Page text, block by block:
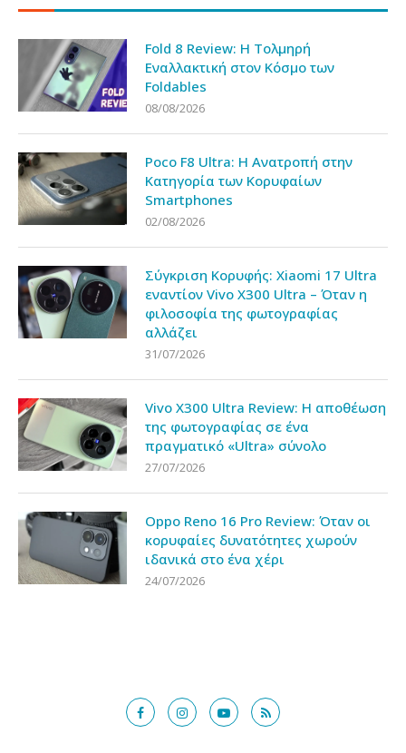
Fold 8 Review: Η Τολμηρή
Εναλλακτική στον Κόσμο των
Foldables
08/08/2026
Poco F8 Ultra: Η Ανατροπή στην
Κατηγορία των Κορυφαίων
Smartphones
02/08/2026
Σύγκριση Κορυφής: Xiaomi 17 Ultra
εναντίον Vivo X300 Ultra – Όταν η
φιλοσοφία της φωτογραφίας
αλλάζει
31/07/2026
Vivo X300 Ultra Review: Η αποθέωση
της φωτογραφίας σε ένα
πραγματικό «Ultra» σύνολο
27/07/2026
Oppo Reno 16 Pro Review: Όταν οι
κορυφαίες δυνατότητες χωρούν
ιδανικά στο ένα χέρι
24/07/2026